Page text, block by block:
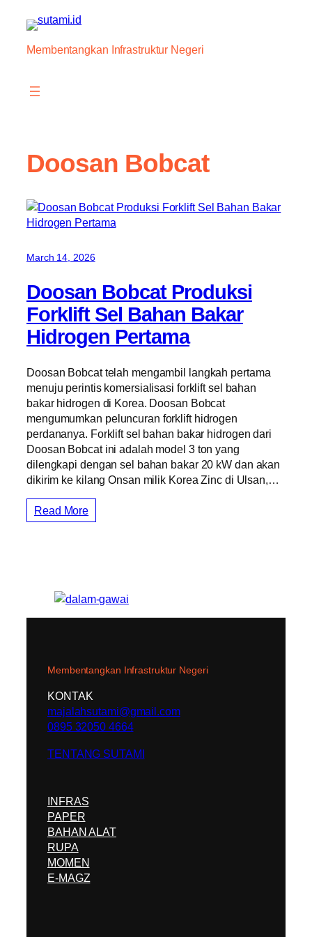
content
Membentangkan Infrastruktur Negeri
Doosan Bobcat
March 14, 2026
Doosan Bobcat Produksi
Forklift Sel Bahan Bakar
Hidrogen Pertama
Doosan Bobcat telah mengambil langkah pertama
menuju perintis komersialisasi forklift sel bahan
bakar hidrogen di Korea. Doosan Bobcat
mengumumkan peluncuran forklift hidrogen
perdananya. Forklift sel bahan bakar hidrogen dari
Doosan Bobcat ini adalah model 3 ton yang
dilengkapi dengan sel bahan bakar 20 kW dan akan
dikirim ke kilang Onsan milik Korea Zinc di Ulsan,…
Read More
Membentangkan Infrastruktur Negeri
KONTAK
majalahsutami@gmail.com
0895 32050 4664
TENTANG SUTAMI
INFRAS
PAPER
BAHAN ALAT
RUPA
MOMEN
E-MAGZ